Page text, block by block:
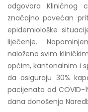
odgovora Kliničnog
značajno povećan
epidemiološke
liječenje.
naloženo svim
općim, kantonalnim i
da osiguraju 30%
pacijenata od
dana donošenja